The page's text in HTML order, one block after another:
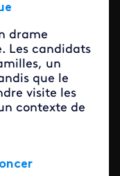
drame
Les candidats
un
que le
visite les
contexte de